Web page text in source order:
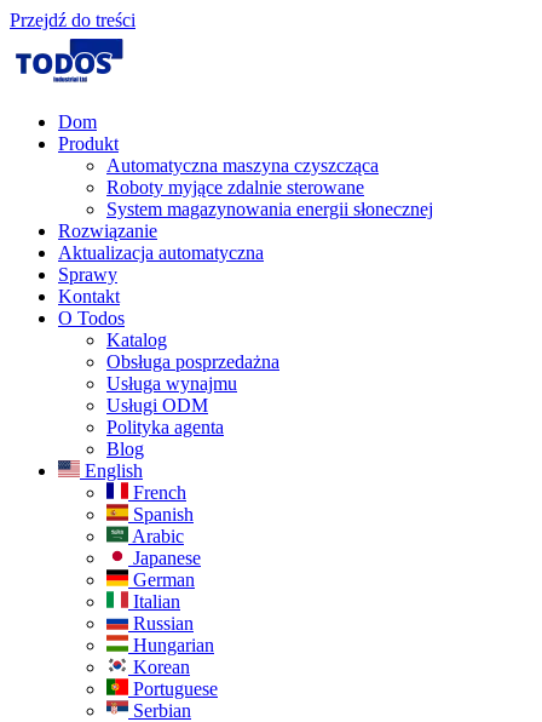
Przejdź do treści
Dom
Produkt
Automatyczna maszyna czyszcząca
Roboty myjące zdalnie sterowane
System magazynowania energii słonecznej
Rozwiązanie​
Aktualizacja automatyczna
Sprawy
Kontakt
O Todos
Katalog
Obsługa posprzedażna
Usługa wynajmu
Usługi ODM
Polityka agenta
Blog
English
French
Spanish
Arabic
Japanese
German
Italian
Russian
Hungarian
Korean
Portuguese
Serbian